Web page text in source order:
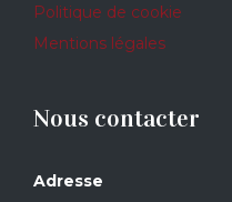
Politique de cookie
Mentions légales
Nous contacter
Adresse